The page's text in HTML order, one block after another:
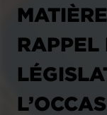
RAPPEL